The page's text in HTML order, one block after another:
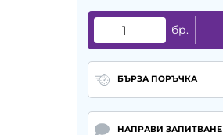
бр.
БЪРЗА ПОРЪЧКА
НАПРАВИ ЗАПИТВАНЕ